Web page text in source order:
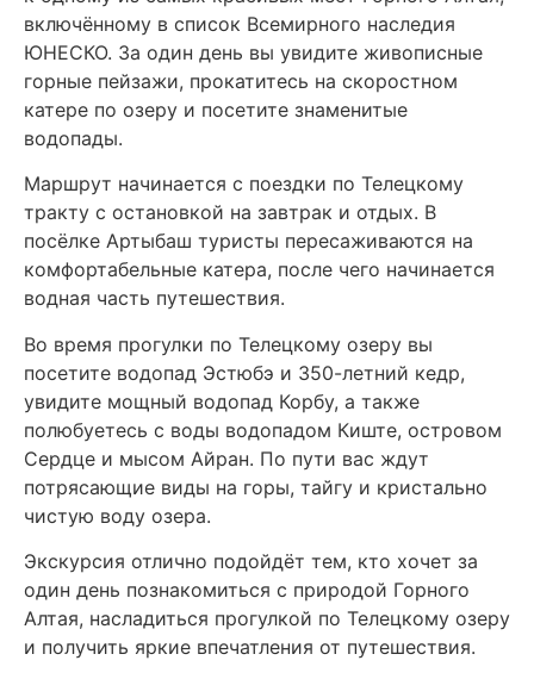
включённому в список Всемирного наследия
ЮНЕСКО. За один день вы увидите живописные
горные пейзажи, прокатитесь на скоростном
катере по озеру и посетите знаменитые
водопады.
Маршрут начинается с поездки по Телецкому
тракту с остановкой на завтрак и отдых. В
посёлке Артыбаш туристы пересаживаются на
комфортабельные катера, после чего начинается
водная часть путешествия.
Во время прогулки по Телецкому озеру вы
посетите водопад Эстюбэ и 350-летний кедр,
увидите мощный водопад Корбу, а также
полюбуетесь с воды водопадом Киште, островом
Сердце и мысом Айран. По пути вас ждут
потрясающие виды на горы, тайгу и кристально
чистую воду озера.
Экскурсия отлично подойдёт тем, кто хочет за
один день познакомиться с природой Горного
Алтая, насладиться прогулкой по Телецкому озеру
и получить яркие впечатления от путешествия.